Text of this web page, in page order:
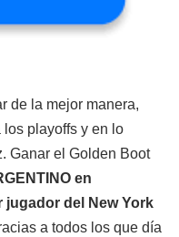
de la mejor manera,
playoffs y en lo
Ganar el Golden Boot
en
del New York
a todos los que día